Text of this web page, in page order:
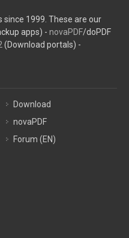
1999. These are our
apps) - novaPDF/doPDF
(Download portals) -
Download
novaPDF
Forum (EN)